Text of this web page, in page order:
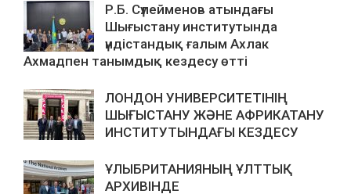
Р.Б. Сүлейменов атындағы
Шығыстану институтында
үндістандық ғалым Ахлак
Ахмадпен танымдық кездесу өтті
ЛОНДОН УНИВЕРСИТЕТІНІҢ
ШЫҒЫСТАНУ ЖӘНЕ АФРИКАТАНУ
ИНСТИТУТЫНДАҒЫ КЕЗДЕСУ
ҰЛЫБРИТАНИЯНЫҢ ҰЛТТЫҚ
АРХИВІНДЕ